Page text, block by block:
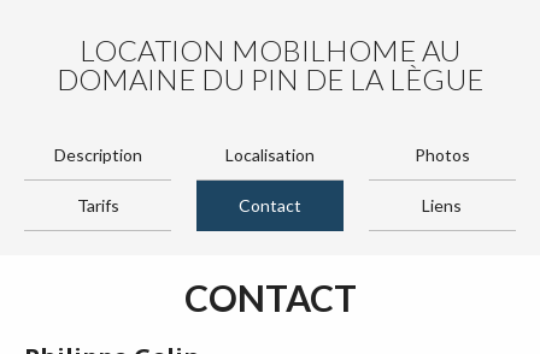
LOCATION MOBILHOME AU
DOMAINE DU PIN DE LA LÈGUE
Description Localisation Photos
Tarifs Contact Liens
CONTACT